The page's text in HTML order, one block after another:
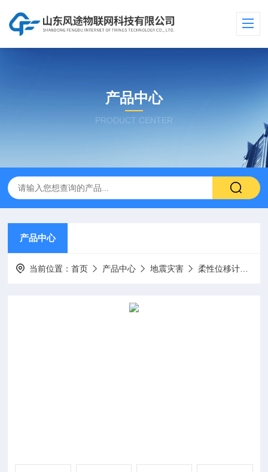
产品中心
PRODUCT CENTER
产品中心
当前位置：首页 产品中心 地震灾害 柔性位移计